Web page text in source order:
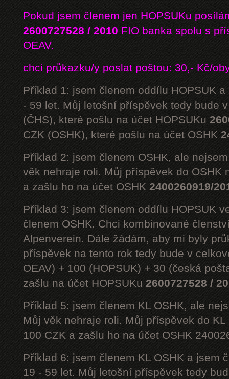
Pokud jsem členem jen HOPSUKu
2600727528 / 2010 FIO banka spolu s
OEAV.
chci průkazku/y poslat poštou: 30,- Kč/
Příklad 1: jsem členem oddílu HOPSUK
- 59 let. Můj letošní příspěvek tedy bude
(ČHS), které pošlu na účet HOPSUKu
CZK (OSHK), které pošlu na účet OSHK
Příklad 2: jsem členem OSHK, ale
věk nehraje roli. Můj příspěvek do OSHK
a zašlu ho na účet OSHK 2400260919/
Příklad 3: jsem členem oddílu HOPSUK
členem OSHK. Chci kombinované
Alpenverein. Dále žádám, aby mi byly
příspěvek na tento rok tedy bude v
OEAV) + 100 (HOPSUK) + 30 (česká
zašlu na účet HOPSUKu 2600727528 /
Příklad 5: jsem členem KL OSHK, ale
Můj věk nehraje roli. Můj příspěvek do
100 CZK a zašlu ho na účet OSHK
Příklad 6: jsem členem KL OSHK a jsem
19 - 59 let. Můj letošní příspěvek tedy